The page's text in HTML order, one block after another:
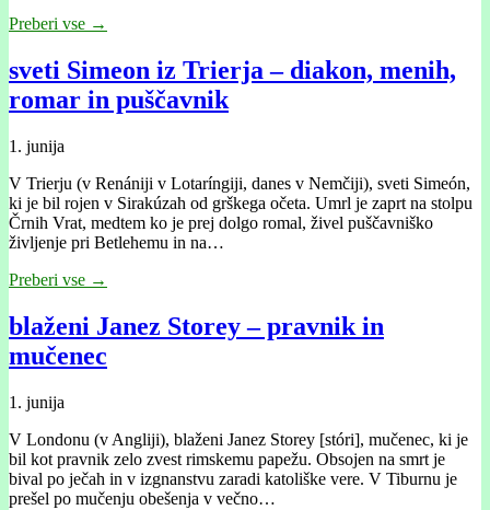
Preberi vse →
sveti Simeon iz Trierja – diakon, menih,
romar in puščavnik
1. junija
V Trierju (v Renániji v Lotaríngiji, danes v Nemčiji), sveti Simeón,
ki je bil rojen v Sirakúzah od grškega očeta. Umrl je zaprt na stolpu
Črnih Vrat, medtem ko je prej dolgo romal, živel puščavniško
življenje pri Betlehemu in na…
Preberi vse →
blaženi Janez Storey – pravnik in
mučenec
1. junija
V Londonu (v Angliji), blaženi Janez Storey [stóri], mučenec, ki je
bil kot pravnik zelo zvest rimskemu papežu. Obsojen na smrt je
bival po ječah in v izgnanstvu zaradi katoliške vere. V Tiburnu je
prešel po mučenju obešenja v večno…